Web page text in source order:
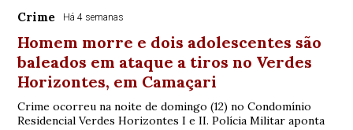
Crime Há 4 semanas
Homem morre e dois adolescentes são
baleados em ataque a tiros no Verdes
Horizontes, em Camaçari
Crime ocorreu na noite de domingo (12) no Condomínio
Residencial Verdes Horizontes I e II. Polícia Militar aponta